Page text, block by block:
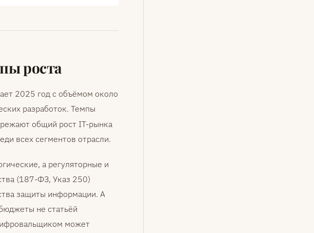
роста
2025 год с объёмом около
разработок. Темпы
общий рост IT-рынка
всех сегментов отрасли.
а регуляторные и
(187-ФЗ, Указ 250)
защиты информации. А
не статьёй
может